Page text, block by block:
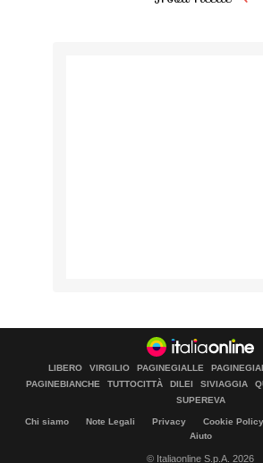
LIBERO VIRGILIO PAGINEGIALLE
PAGINEBIANCHE
TUTTOCITTÀ DILEI SIVIAGGIA
SUPEREVA
Chi siamo Note Legali Privacy Cookie Policy
Aiuto
© Italiaonline S.p.A. 2026